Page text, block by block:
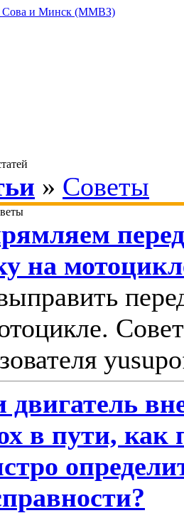
» Советы
на
двигатель
в пути, как